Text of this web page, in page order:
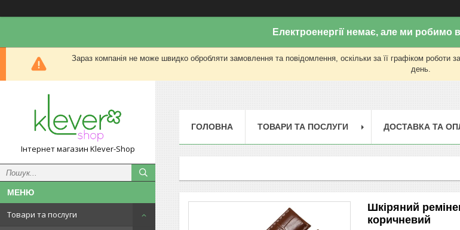
Електроенергії немає, але ми
Зараз компанія не може швидко обробляти замовлення та повідомлення, оскільки за її графіком
день.
Інтернет магазин Klever-Shop
Товари та послуги
ГОЛОВНА ТОВАРИ ТА ПОСЛУГИ ДОСТАВКА ТА
Шкіряний
коричневий